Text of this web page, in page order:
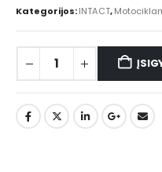
Kategorijos:INTACT,